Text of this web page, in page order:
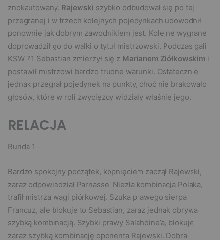
znokautowany. Rajewski szybko odbudował się po tej
przegranej i w trzech kolejnych pojedynkach udowodnił
ponownie jak dobrym zawodnikiem jest. Kolejne wygrane
doprowadził go do walki o tytuł mistrzowski. Podczas gali
KSW 71 Sebastian zmierzył się z Marianem Ziółkowskim i
postawił mistrzowi bardzo trudne warunki. Ostatecznie
jednak przegrał pojedynek na punkty, choć nie brakowało
głosów, które w roli zwycięzcy widziały właśnie jego.
RELACJA
Runda 1
Bardzo spokojny początek, kopnięciem zaczął Rajewski,
zaraz odpowiedział Parnasse. Niezła kombinacja Polaka,
trafił mistrza wagi piórkowej. Szuka prawego sierpa
Francuz, ale blokuje to Sebastian, zaraz jednak obrywa
szybką kombinacją. Szybki prawy Salahdine’a, blokuje
zaraz szybką kombinację oponenta Rajewski. Dobra